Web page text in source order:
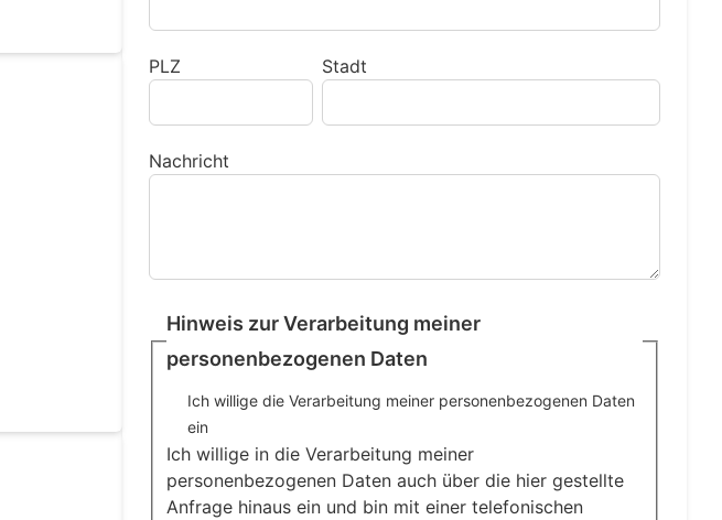
PLZ Stadt
Nachricht
Hinweis zur Verarbeitung meiner
personenbezogenen Daten
Ich willige die Verarbeitung meiner personenbezogenen Daten
ein
Ich willige in die Verarbeitung meiner
personenbezogenen Daten auch über die hier gestellte
Anfrage hinaus ein und bin mit einer telefonischen